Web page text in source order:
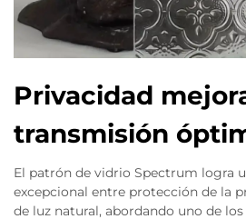
Privacidad
transmisión
El patrón de vidrio Spectrum logra
excepcional entre protección de la
de luz natural, abordando uno de